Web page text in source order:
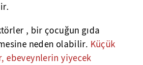
, bir çocuğun gıda
neden olabilir. Küçük
ebeveynlerin yiyecek